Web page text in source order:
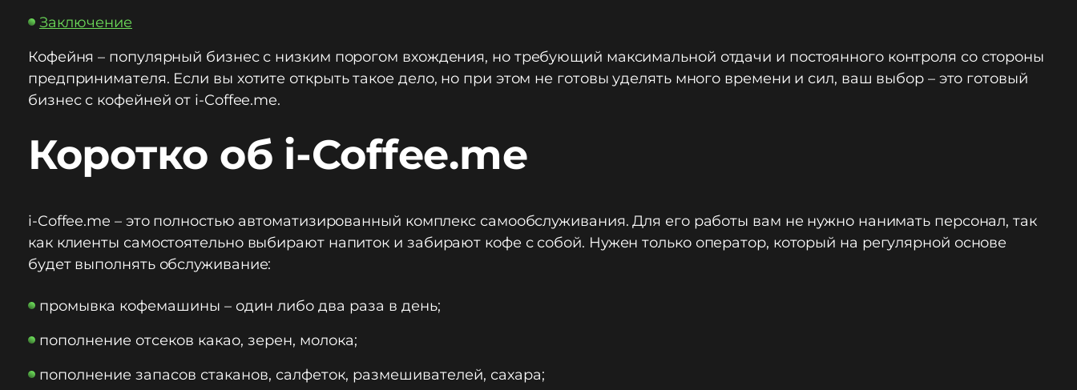
Заключение
Кофейня – популярный бизнес с низким порогом вхождения, но требующий максимальной отдачи и постоянного контроля со стороны
предпринимателя. Если вы хотите открыть такое дело, но при этом не готовы уделять много времени и сил, ваш выбор – это готовый
бизнес с кофейней от i-Coffee.me.
Коротко об i-Coffee.me
i-Coffee.me – это полностью автоматизированный комплекс самообслуживания. Для его работы вам не нужно нанимать персонал, так
как клиенты самостоятельно выбирают напиток и забирают кофе с собой. Нужен только оператор, который на регулярной основе
будет выполнять обслуживание:
промывка кофемашины – один либо два раза в день;
пополнение отсеков какао, зерен, молока;
пополнение запасов стаканов, салфеток, размешивателей, сахара;